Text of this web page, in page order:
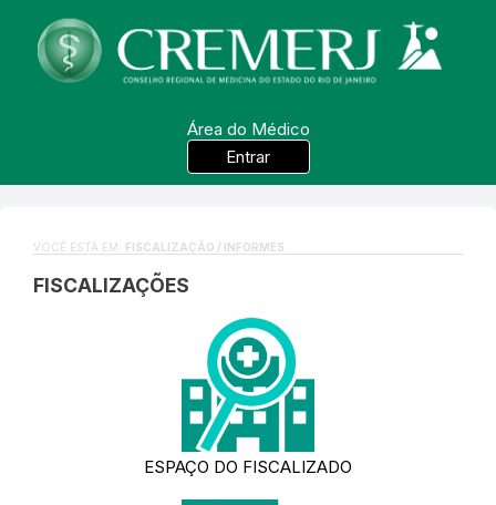
Área do Médico
Entrar
VOCÊ ESTÁ EM: FISCALIZAÇÃO / INFORMES
FISCALIZAÇÕES
ESPAÇO DO FISCALIZADO